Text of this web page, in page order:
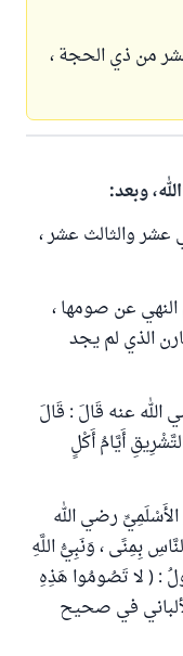
من ذي الحجة ،
وبعد:
عشر والثالث عشر ،
عن صومها ،
الذي لم يجد
رضي الله عنه قَالَ : قَالَ
أَيَّامُ أَكْلٍ
عَمْرٍو الأَسْلَمِيِّ رضي الله
بِمِنًى ، وَنَبِيُّ اللَّهِ
: ( لا تَصُومُوا هَذِهِ
في صحيح